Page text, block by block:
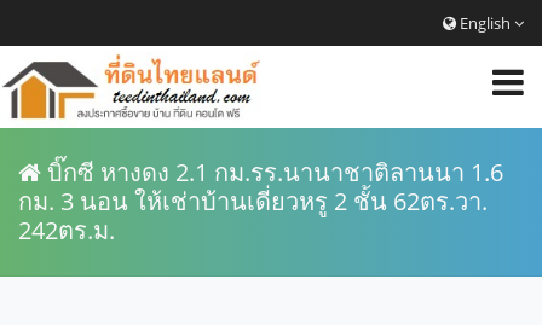
English
บิ๊กซี หางดง 2.1 กม.รร.นานาชาติลานนา 1.6
กม. 3 นอน ให้เช่าบ้านเดี่ยวหรู 2 ชั้น 62ตร.วา.
242ตร.ม.